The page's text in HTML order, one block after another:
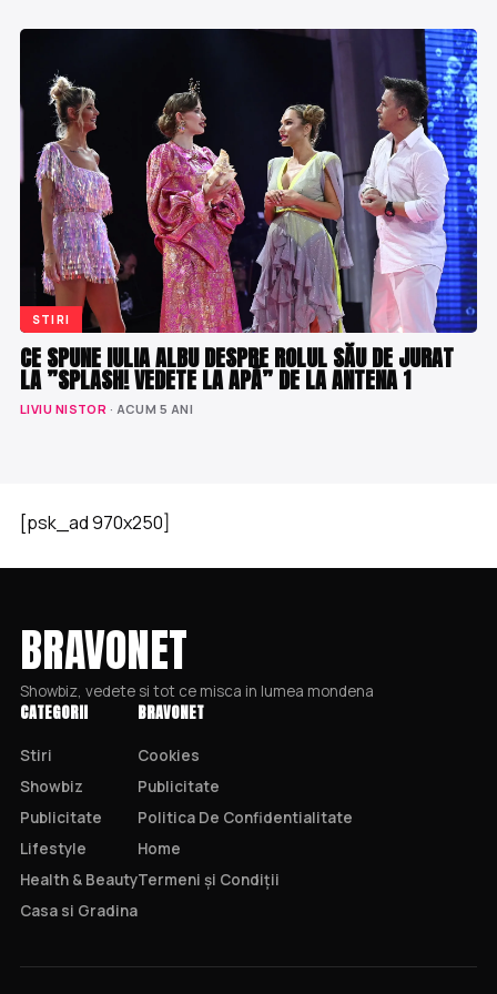
STIRI
CE SPUNE IULIA ALBU DESPRE ROLUL SĂU DE JURAT
LA ”SPLASH! VEDETE LA APĂ” DE LA ANTENA 1
LIVIU NISTOR · ACUM 5 ANI
[psk_ad 970x250]
BRAVONET
Showbiz, vedete si tot ce misca in lumea mondena
CATEGORII
Stiri
Showbiz
Publicitate
Lifestyle
Health & Beauty
Casa si Gradina
BRAVONET
Cookies
Publicitate
Politica De Confidentialitate
Home
Termeni și Condiții